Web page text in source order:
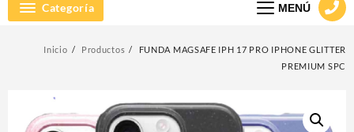
Categoría MENÚ
Inicio Productos
FUNDA MAGSAFE IPH 17 PRO IPHONE GLITTER
PREMIUM SPC